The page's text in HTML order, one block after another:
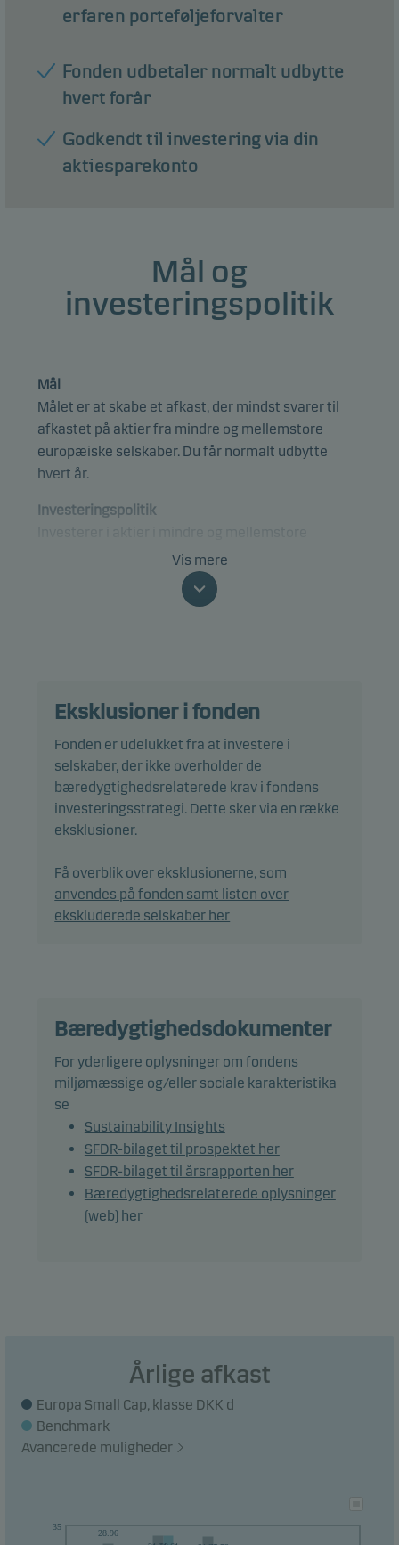
erfaren porteføljeforvalter
Fonden udbetaler normalt udbytte
hvert forår
Godkendt til investering via din
aktiesparekonto
Mål og
investeringspolitik
Mål
Målet er at skabe et afkast, der mindst svarer til
afkastet på aktier fra mindre og mellemstore
europæiske selskaber. Du får normalt udbytte
hvert år.
Investeringspolitik
selskaber, der er hjemmehørende i, eller som har
hovedaktivitet i Europa. En mindre andel kan
investeres i aktier i selskaber hjemmehørende i
SFDR forordning om bæredygtighedsrelaterede
oplysninger og fremmer miljømæssige og/eller
sociale forhold samt sikrer god ledelsespraksis
igennem screening, eksklusioner,
samt aktivt ejerskab. Afdelingen følger Danske
Invests politik for ansvarlige investeringer.
Det forventes, at afdelingens beholdning og
dermed afkastet vil afvige signifikant fra
benchmarket.
Valutarisikoen er begrænset, fordi der investeres i
europæiske værdipapirer.
Beviser kan normalt indløses på bankdage.
Vis mere
Eksklusioner i fonden
Fonden er udelukket fra at investere i
selskaber, der ikke overholder de
bæredygtighedsrelaterede krav i fondens
investeringsstrategi. Dette sker via en række
eksklusioner.
Få overblik over eksklusionerne, som
anvendes på fonden samt listen over
ekskluderede selskaber her
Bæredygtighedsdokumenter
For yderligere oplysninger om fondens
miljømæssige og/eller sociale karakteristika
se
Sustainability Insights
SFDR-bilaget til prospektet her
SFDR-bilaget til årsrapporten her
Bæredygtighedsrelaterede oplysninger
(web) her
Årlige afkast
Europa Small Cap, klasse DKK d
Benchmark
Avancerede muligheder
35
28.96